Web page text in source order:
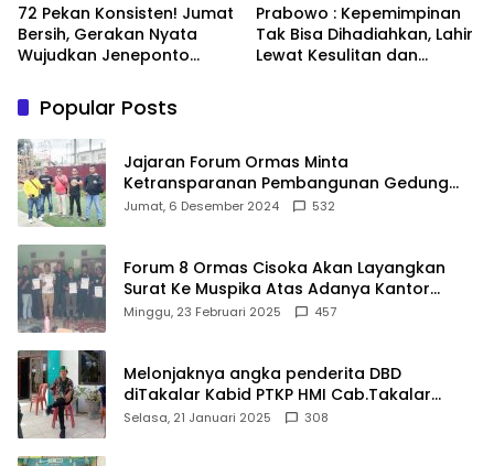
72 Pekan Konsisten! Jumat
Bersih, Gerakan Nyata
Wujudkan Jeneponto
ASRI
Prabowo : Kepemimpinan
Tak Bisa Dihadiahkan, Lahir
Lewat Kesulitan dan
Popular Posts
Jajaran Forum Ormas Minta
Ketransparanan Pembangunan Gedung
Damkar Di Kecamatan Cisoka
Jumat, 6 Desember 2024 532
Forum 8 Ormas Cisoka Akan Layangkan
Surat Ke Muspika Atas Adanya Kantor
Matel di Cisoka
Minggu, 23 Februari 2025 457
Melonjaknya angka penderita DBD
diTakalar Kabid PTKP HMI Cab.Takalar
angkat bicara
Selasa, 21 Januari 2025 308